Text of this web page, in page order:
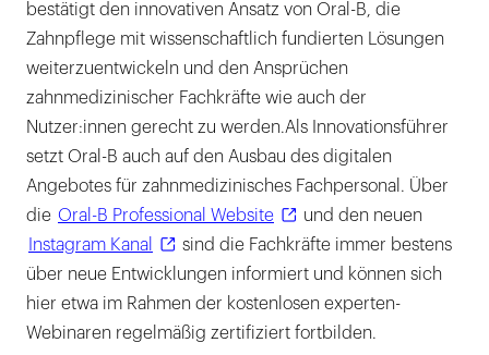
bestätigt den innovativen Ansatz von Oral-B, die
Zahnpflege mit wissenschaftlich fundierten Lösungen
weiterzuentwickeln und den Ansprüchen
zahnmedizinischer Fachkräfte wie auch der
Nutzer:innen gerecht zu werden.Als Innovationsführer
setzt Oral-B auch auf den Ausbau des digitalen
Angebotes für zahnmedizinisches Fachpersonal. Über
die Oral-B Professional Website
und den neuen
Instagram Kanal
sind die Fachkräfte immer bestens
über neue Entwicklungen informiert und können sich
hier etwa im Rahmen der kostenlosen experten-
Webinaren regelmäßig zertifiziert fortbilden.